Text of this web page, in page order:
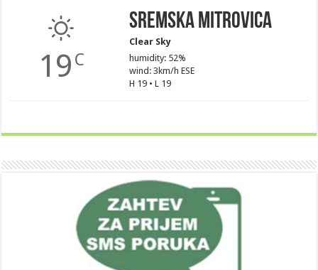
19 C
Sremska Mitrovica
Clear Sky
humidity: 52%
wind: 3km/h ESE
H 19 • L 19